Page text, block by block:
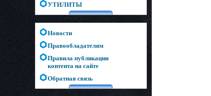
УТИЛИТЫ
Новости
Правообладателям
Правила публикации
контента на сайте
Обратная связь